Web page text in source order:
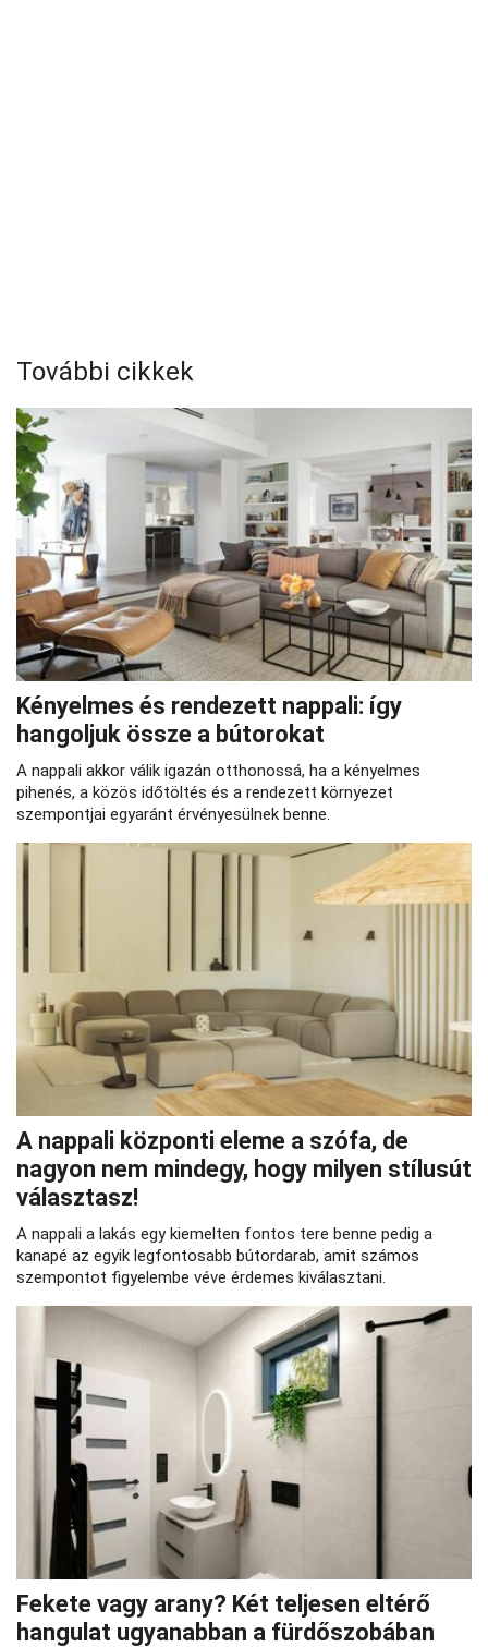
További cikkek
Kényelmes és rendezett nappali: így
hangoljuk össze a bútorokat
A nappali akkor válik igazán otthonossá, ha a kényelmes
pihenés, a közös időtöltés és a rendezett környezet
szempontjai egyaránt érvényesülnek benne.
A nappali központi eleme a szófa, de
nagyon nem mindegy, hogy milyen stílusút
választasz!
A nappali a lakás egy kiemelten fontos tere benne pedig a
kanapé az egyik legfontosabb bútordarab, amit számos
szempontot figyelembe véve érdemes kiválasztani.
Fekete vagy arany? Két teljesen eltérő
hangulat ugyanabban a fürdőszobában